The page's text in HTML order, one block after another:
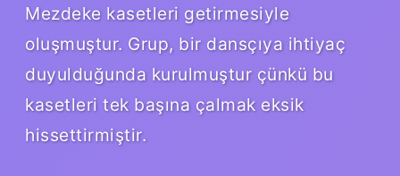
Mezdeke kasetleri getirmesiyle
oluşmuştur. Grup, bir dansçıya ihtiyaç
duyulduğunda kurulmuştur çünkü bu
kasetleri tek başına çalmak eksik
hissettirmiştir.